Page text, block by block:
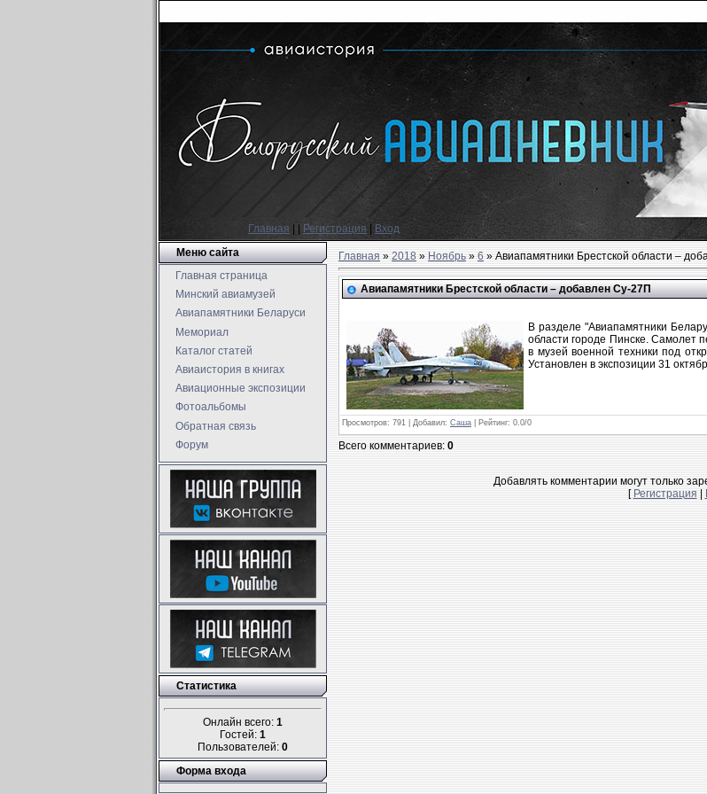
Главная Регистрация
Вход
Меню сайта
Главная страница
Минский авиамузей
Авиапамятники Беларуси
Мемориал
Каталог статей
Авиаистория в книгах
Авиационные экспозиции
Фотоальбомы
Обратная связь
Форум
Статистика
Онлайн всего: 1
Гостей: 1
Пользователей: 0
Форма входа
Главная»2018 » Ноябрь » 6» Авиапамятники Брестской области –
Авиапамятники Брестской области – добавлен Су-27П
В разделе "Авиапамятники
области городе Пинске. Самолет
в музей военной техники под
Установлен в экспозиции 31
Просмотров: 791 | Добавил: Саша Рейтинг: 0.0/0
Всего комментариев:0
Добавлять комментарии могут только
[Регистрация|